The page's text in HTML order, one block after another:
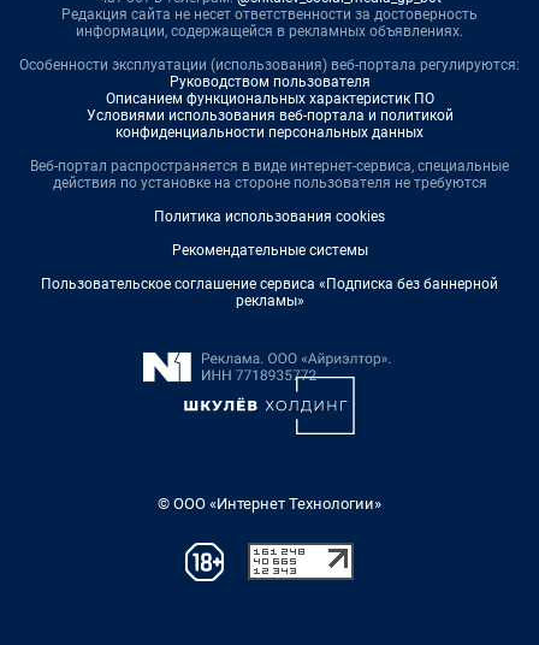
Редакция сайта не несет ответственности за достоверность
информации, содержащейся в рекламных объявлениях.
Особенности эксплуатации (использования) веб-портала регулируются:
Руководством пользователя
Описанием функциональных характеристик ПО
Условиями использования веб-портала и политикой
конфиденциальности персональных данных
Веб-портал распространяется в виде интернет-сервиса, специальные
действия по установке на стороне пользователя не требуются
Политика использования cookies
Рекомендательные системы
Пользовательское соглашение сервиса «Подписка без баннерной
рекламы»
© ООО «Интернет Технологии»